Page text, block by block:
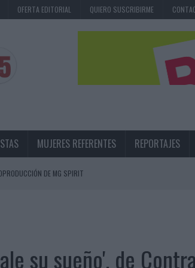
OFERTA EDITORIAL QUIERO SUSCRIBIRME
MUJERES REFERENTES REPORTAJES
DE MG SPIRIT
360º CENTRADA EN EL ORIGEN BARCELONÉS
EN UNA EXPERIENCIA DE MARCA EN IBIZA
su sueño', de